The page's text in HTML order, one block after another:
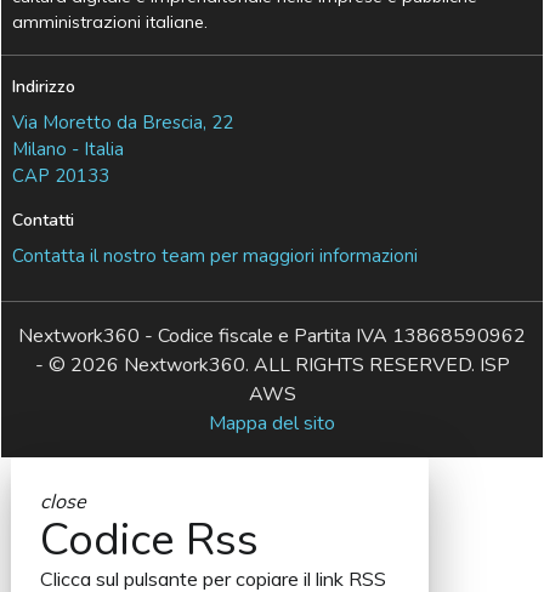
amministrazioni italiane.
Indirizzo
Via Moretto da Brescia, 22
Milano - Italia
CAP 20133
Contatti
Contatta il nostro team per maggiori informazioni
Nextwork360 - Codice fiscale e Partita IVA 13868590962
- © 2026 Nextwork360. ALL RIGHTS RESERVED. ISP
AWS
Mappa del sito
close
Codice Rss
Clicca sul pulsante per copiare il link RSS